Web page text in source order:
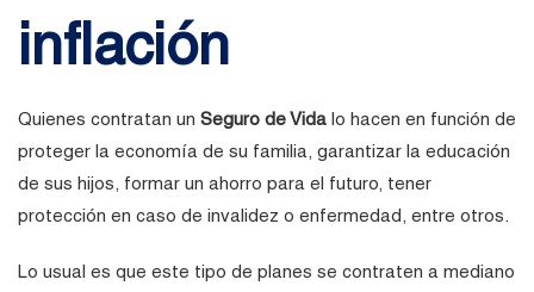
inflación
Quienes contratan un Seguro de Vida lo hacen en función de
proteger la economía de su familia, garantizar la educación
de sus hijos, formar un ahorro para el futuro, tener
protección en caso de invalidez o enfermedad, entre otros.
Lo usual es que este tipo de planes se contraten a mediano